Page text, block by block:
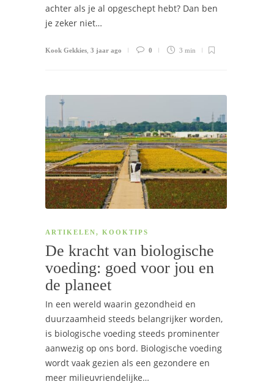
achter als je al opgeschept hebt? Dan ben
je zeker niet…
Kook Gekkies 3 jaar ago 0 3 min
ARTIKELEN, KOOKTIPS
De kracht van biologische
voeding: goed voor jou en
de planeet
In een wereld waarin gezondheid en
duurzaamheid steeds belangrijker worden,
is biologische voeding steeds prominenter
aanwezig op ons bord. Biologische voeding
wordt vaak gezien als een gezondere en
meer milieuvriendelijke…